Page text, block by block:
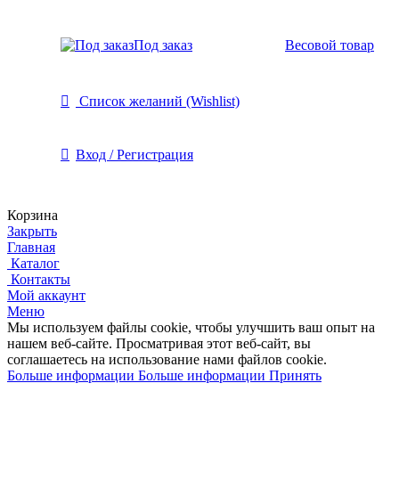
Под заказ Весовой товар
Список желаний (Wishlist)
Вход / Регистрация
Корзина
Закрыть
Главная
Каталог
Контакты
Мой аккаунт
Меню
Мы используем файлы cookie, чтобы улучшить ваш опыт на
нашем веб-сайте. Просматривая этот веб-сайт, вы
соглашаетесь на использование нами файлов cookie.
Больше информации Больше информации Принять